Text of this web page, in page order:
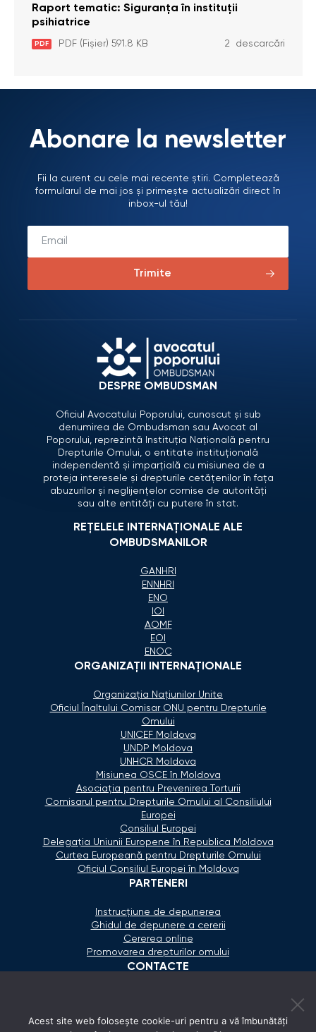
Raport tematic: Siguranța în instituții
psihiatrice
PDF PDF (Fișier) 591.8 KB 2 descarcări
Abonare la newsletter
Fii la curent cu cele mai recente știri. Completează
formularul de mai jos și primește actualizări direct în
inbox-ul tău!
Trimite
DESPRE OMBUDSMAN
Oficiul Avocatului Poporului, cunoscut și sub
denumirea de Ombudsman sau Avocat al
Poporului, reprezintă Instituția Națională pentru
Drepturile Omului, o entitate instituțională
independentă și imparțială cu misiunea de a
proteja interesele și drepturile cetățenilor în fața
abuzurilor și neglijențelor comise de autorități
sau alte entități cu putere în stat.
REȚELELE INTERNAȚIONALE ALE
OMBUDSMANILOR
GANHRI
ENNHRI
ENO
IOI
AOMF
EOI
ENOC
ORGANIZAŢII INTERNAŢIONALE
Organizaţia Naţiunilor Unite
Oficiul Înaltului Comisar ONU pentru Drepturile
Omului
UNICEF Moldova
UNDP Moldova
UNHCR Moldova
Misiunea OSCE în Moldova
Asociaţia pentru Prevenirea Torturii
Comisarul pentru Drepturile Omului al Consiliului
Europei
Consiliul Europei
Delegaţia Uniunii Europene în Republica Moldova
Curtea Europeană pentru Drepturile Omului
Oficiul Consiliul Europei în Moldova
PARTENERI
Instrucțiune de depunerea
Ghidul de depunere a cererii
Cererea online
Promovarea drepturilor omului
CONTACTE
secretariat@ombudsman.md
Acest site web folosește cookie-uri pentru a vă îmbunătăți